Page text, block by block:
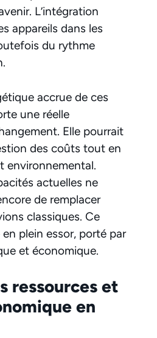
L’intégration
appareils dans les
du rythme
accrue de ces
une réelle
Elle pourrait
des coûts tout en
environnemental.
actuelles ne
de remplacer
classiques. Ce
plein essor, porté par
et économique.
ressources et
en